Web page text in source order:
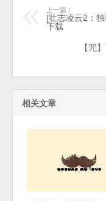
上一篇：
[壮志凌云2：
下载
【咒
相关文章